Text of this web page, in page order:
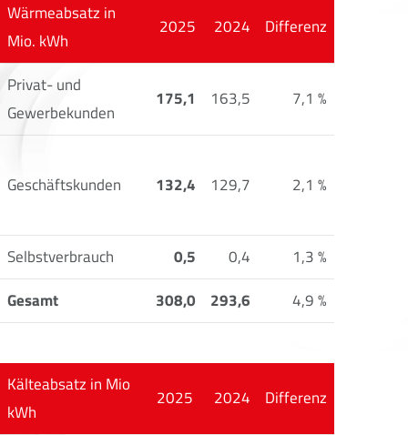
Wärmeabsatz in
Mio. kWh
2025 2024 Differenz
Privat- und
Gewerbekunden
175,1 163,5 7,1 %
Geschäftskunden 132,4 129,7 2,1 %
Selbstverbrauch 0,5 0,4
1,3 %
Gesamt
308,0 293,6 4,9 %
Kälteabsatz in Mio
kWh
2025 2024 Differenz